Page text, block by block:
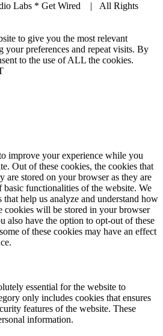
Labs * Get Wired | All Rights
to give you the most relevant
your preferences and repeat visits. By
to the use of ALL the cookies.
improve your experience while you
Out of these cookies, the cookies that
are stored on your browser as they are
functionalities of the website. We
help us analyze and understand how
cookies will be stored in your browser
also have the option to opt-out of these
of these cookies may have an effect
essential for the website to
only includes cookies that ensures
features of the website. These
information.